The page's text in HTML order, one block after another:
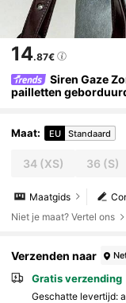
14.87€
Siren Gaze
pailletten
Maat: EU Standaard
34(XS) 36 (S)
Maatgids
Niet je maat? Vertel ons
Verzenden naar
Gratis verzending
Geschatte levertijd: